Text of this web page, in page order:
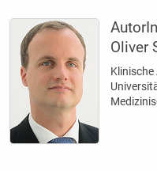
Oliver